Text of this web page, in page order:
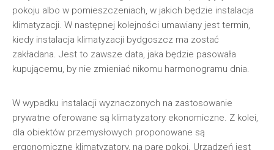
pokoju albo w pomieszczeniach, w jakich będzie instalacja
klimatyzacji. W następnej kolejności umawiany jest termin,
kiedy instalacja klimatyzacji bydgoszcz ma zostać
zakładana. Jest to zawsze data, jaka będzie pasowała
kupującemu, by nie zmieniać nikomu harmonogramu dnia.
W wypadku instalacji wyznaczonych na zastosowanie
prywatne oferowane są klimatyzatory ekonomiczne. Z kolei,
dla obiektów przemysłowych proponowane są
ergonomiczne klimatyzatory, na parę pokoi. Urządzeń jest